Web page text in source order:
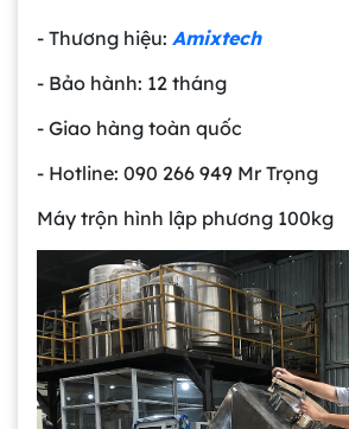
- Thương hiệu: Amixtech
- Bảo hành: 12 tháng
- Giao hàng toàn quốc
- Hotline: 090 266 949 Mr Trọng
Máy trộn hình lập phương 100kg